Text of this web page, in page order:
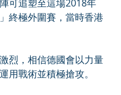
可追塑至這場2018年
終極外圍賽，當時香港
烈，相信德國會以力量
用戰術並積極搶攻。